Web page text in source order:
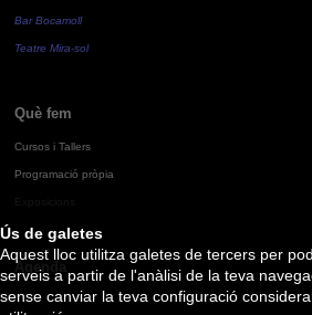
Ús de galetes
Aquest lloc utilitza galetes de tercers per
serveis a partir de l'anàlisi de la teva
sense canviar la teva configuració
Bar Bocamoll
Teatre Mira-sol
Què fem
Cursos i Tallers
Programació pròpia
Agenda